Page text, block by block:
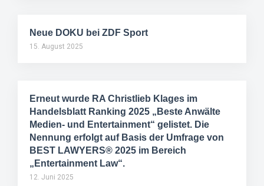
Neue DOKU bei ZDF Sport
15. August 2025
Erneut wurde RA Christlieb Klages im
Handelsblatt Ranking 2025 „Beste Anwälte
Medien- und Entertainment“ gelistet. Die
Nennung erfolgt auf Basis der Umfrage von
BEST LAWYERS® 2025 im Bereich
„Entertainment Law“.
12. Juni 2025